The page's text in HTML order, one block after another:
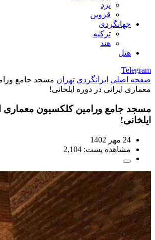
یزد
قزوین
جهانگردی
ترکیه
هند
هتل
Telegram
صفحه اصلی ایرانگردی تهران مسجد جامع
معماری ایرانی در دوره ایلخانی!
مسجد جامع ورامین کلکسیون معماری
ایلخانی!
24 مهر 1402
مشاهده پست: 2,104